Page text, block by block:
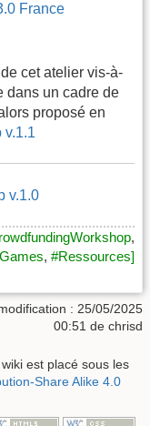
France
cet atelier vis-à-
dans un cadre de
proposé en
v.1.1
v.1.0
,
, #Ressources]
: 25/05/2025
00:51 de chrisd
est placé sous les
Share Alike 4.0